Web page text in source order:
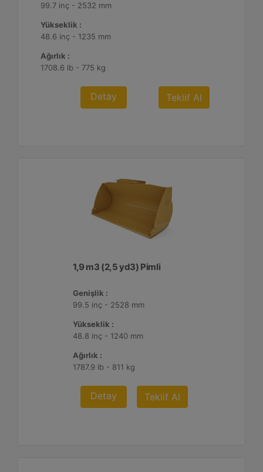
99.7 inç - 2532 mm
Yükseklik :
48.6 inç - 1235 mm
Ağırlık :
1708.6 lb - 775 kg
Detay Teklif Al
1,9 m3 (2,5 yd3) Pimli
Genişlik :
99.5 inç - 2528 mm
Yükseklik :
48.8 inç - 1240 mm
Ağırlık :
1787.9 lb - 811 kg
Detay Teklif Al